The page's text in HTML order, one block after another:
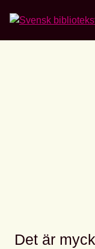
Det är